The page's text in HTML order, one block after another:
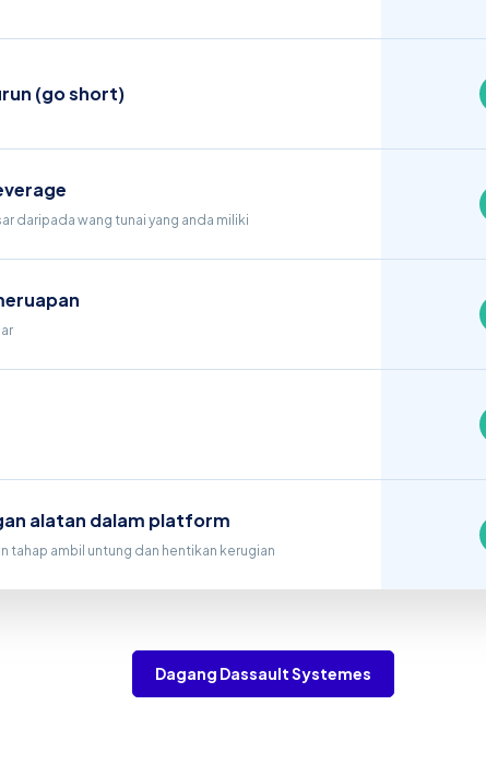
(go short)
daripada wang tunai yang anda miliki
alatan dalam platform
tahap ambil untung dan hentikan kerugian
Dagang Dassault Systemes